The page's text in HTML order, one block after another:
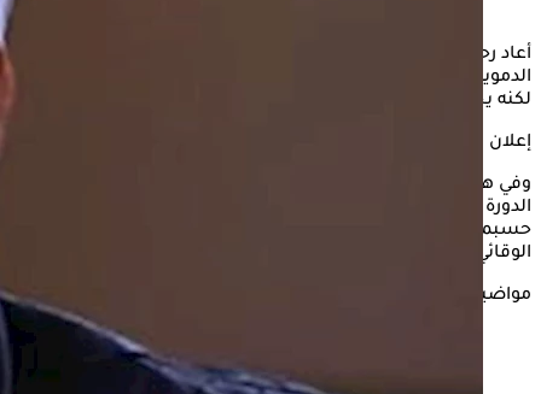
أعاد رحيل الفنان
الدموية، الجدل الطبي من جديد حول هذا السبب الذي قد يبدو عامًا،
لكنه يخفي وراءه حالات طبية طارئة لا يتوقعها كثيرون.
إعلان
وفي هذا السياق، يوضح الكونسلتو، الأسباب غير المتوقعةلهبوط
الدورة الدموية ، والتي قد تودي بحياة الإنسان في لحظاتوذلك
حسبما ذكره الدكتور شريف حتة، استشاري الصحة العامة والطب
الوقائي.
مواضيع ذات صلة